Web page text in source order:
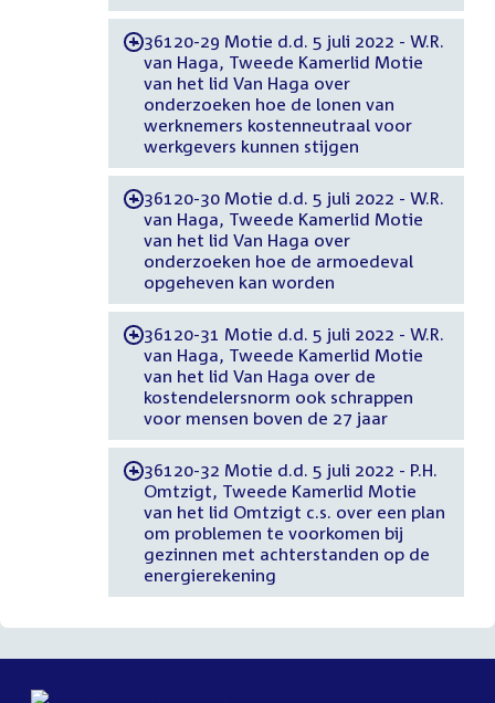
-36120-29 Motie d.d. 5 juli 2022 - W.R.
van Haga, Tweede Kamerlid Motie
van het lid Van Haga over
onderzoeken hoe de lonen van
werknemers kostenneutraal voor
werkgevers kunnen stijgen
-36120-30 Motie d.d. 5 juli 2022 - W.R.
van Haga, Tweede Kamerlid Motie
van het lid Van Haga over
onderzoeken hoe de armoedeval
opgeheven kan worden
-36120-31 Motie d.d. 5 juli 2022 - W.R.
van Haga, Tweede Kamerlid Motie
van het lid Van Haga over de
kostendelersnorm ook schrappen
voor mensen boven de 27 jaar
-36120-32 Motie d.d. 5 juli 2022 - P.H.
Omtzigt, Tweede Kamerlid Motie
van het lid Omtzigt c.s. over een plan
om problemen te voorkomen bij
gezinnen met achterstanden op de
energierekening